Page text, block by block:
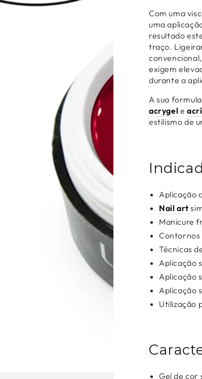
Com uma
uma
resultado
traço.
exigem
durante a
A sua
acrygel e
estilismo de
Aplicação
Nail art
Manicure
Contornos
Técnicas
Aplicação
Aplicação
Aplicação
Utilização
Gel de cor